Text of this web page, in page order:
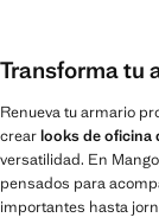
Transforma tu
Renueva tu armario
crearlooks de oficina
versatilidad. En
pensados para
importantes hasta